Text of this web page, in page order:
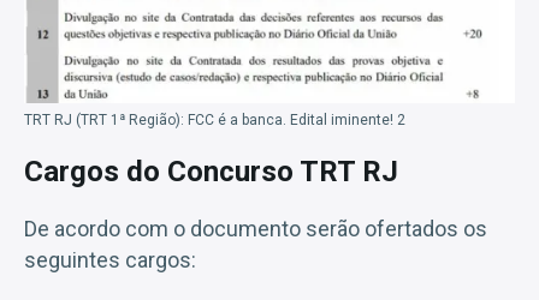
TRT RJ (TRT 1ª Região): FCC é a banca. Edital iminente! 2
Cargos do Concurso TRT RJ
De acordo com o documento serão ofertados os
seguintes cargos: